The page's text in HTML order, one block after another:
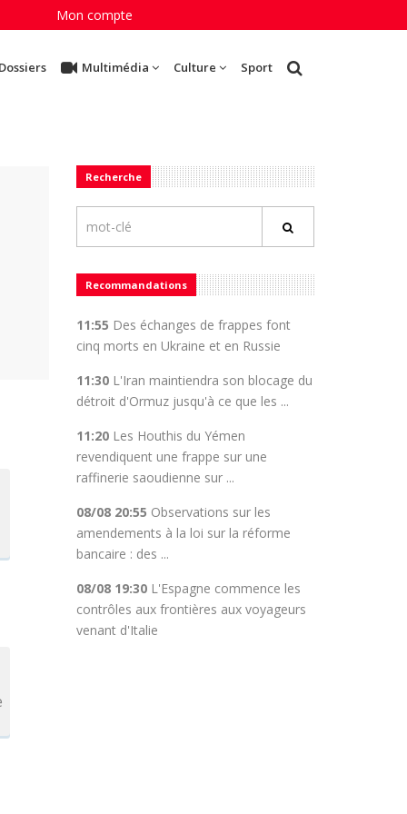
Mon compte
Multimédia Culture Sport
Recherche
Recommandations
11:55 Des échanges de frappes font
cinq morts en Ukraine et en Russie
11:30L'Iran maintiendra son blocage du
détroit d'Ormuz jusqu'à ce que les ...
11:20Les Houthis du Yémen
revendiquent une frappe sur une
raffinerie saoudienne sur ...
08/08 20:55 Observations sur les
amendements à la loi sur la réforme
bancaire : des ...
08/08 19:30L'Espagne commence les
contrôles aux frontières aux voyageurs
venant d'Italie